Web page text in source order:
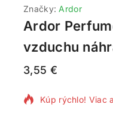
Značky: Ardor
Ardor
vzduchu
3,55 €
10 produktov
Kúp rýchlo! Viac